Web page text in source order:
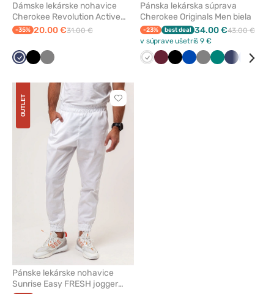
Dámske lekárske nohavice
Cherokee Revolution Active
Jogger námornícky modré
-35% 20.00 €31.00 €
Námornícky
ČiernaTmavo
Pánska lekárska súprava
Cherokee Originals Men biela
-23% best deal 34.00 €43.00 €
v súprave ušetríš 9 €
BielaČerešňová
ČiernaKrálovska
TmavoZelená
OUTLET
Kliknite
pre
pridanie
alebo
odstránenie
z
Pánske lekárske nohavice
Sunrise Easy FRESH jogger